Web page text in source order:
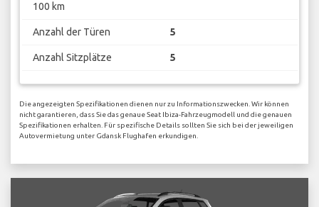
100 km
Anzahl der Türen 5
Anzahl Sitzplätze 5
Die angezeigten Spezifikationen dienen nur zu Informationszwecken. Wir können
nicht garantieren, dass Sie das genaue Seat Ibiza-Fahrzeugmodell und die genauen
Spezifikationen erhalten. Für spezifische Details sollten Sie sich bei der jeweiligen
Autovermietung unter Gdansk Flughafen erkundigen.